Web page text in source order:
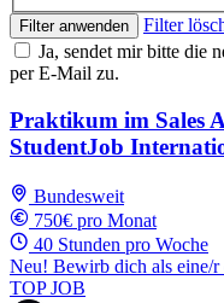
Filter anwenden
Filter
Ja, sendet mir bitte die
per E-Mail zu.
Praktikum im Sales
StudentJob
Bundesweit
750€ pro Monat
40 Stunden pro Woche
Neu! Bewirb dich als eine/r
TOP JOB